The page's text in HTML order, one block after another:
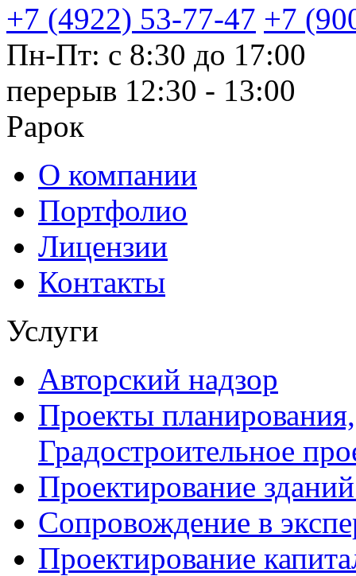
+7 (4922) 53-77-47 +7
Пн-Пт: с 8:30 до 17:00
перерыв 12:30 - 13:00
Рарок
О компании
Портфолио
Лицензии
Контакты
Услуги
Авторский надзор
Проекты
Градостроительное
Проектирование
Сопровождение в
Проектирование